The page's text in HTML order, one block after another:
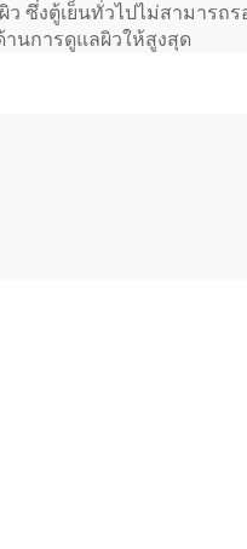
ซึ่งตู้เย็นทั่วไปไม่สามารถ
นการดูแลผิวให้สูงสุด